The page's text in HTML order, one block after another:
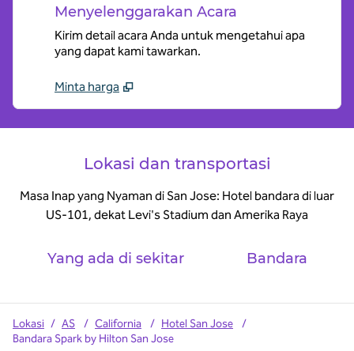
Menyelenggarakan Acara
Kirim detail acara Anda untuk mengetahui apa
yang dapat kami tawarkan.
Minta harga
Lokasi dan transportasi
Masa Inap yang Nyaman di San Jose: Hotel bandara di luar
US-101, dekat Levi's Stadium dan Amerika Raya
Yang ada di sekitar Bandara
Lokasi / AS / California / Hotel San Jose
/
Bandara Spark by Hilton San Jose